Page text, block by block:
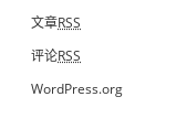
文章RSS
评论RSS
WordPress.org